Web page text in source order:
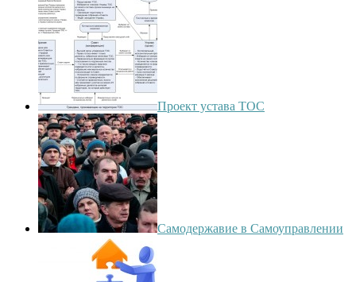
Проект устава ТОС
Самодержавие в Самоуправлении